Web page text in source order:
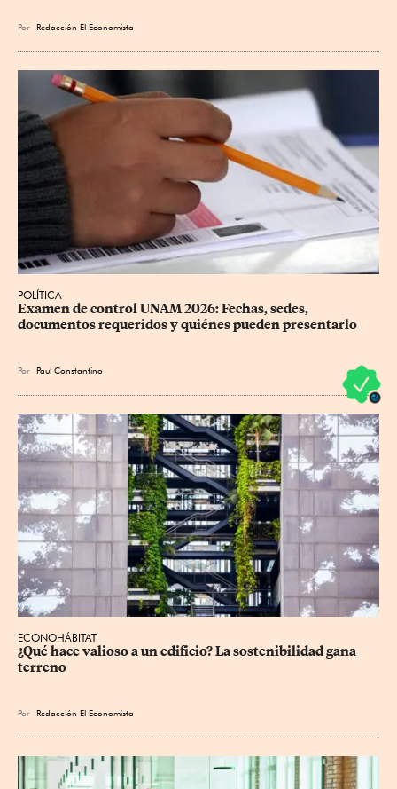
Por Redacción El Economista
POLÍTICA
Examen de control UNAM 2026: Fechas, sedes,
documentos requeridos y quiénes pueden presentarlo
Por Paul Constantino
ECONOHÁBITAT
¿Qué hace valioso a un edificio? La sostenibilidad gana
terreno
Por Redacción El Economista